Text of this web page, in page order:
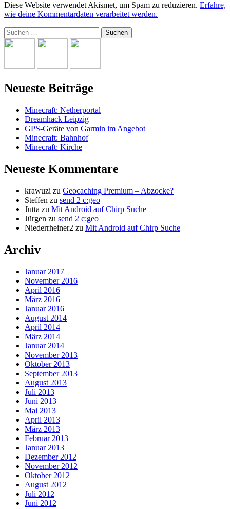
Diese Website verwendet Akismet, um Spam zu reduzieren. Erfahre,
wie deine Kommentardaten verarbeitet werden.
Suchen
nach:
Neueste Beiträge
Minecraft: Netherportal
Dreamhack Leipzig
GPS-Geräte von Garmin im Angebot
Minecraft: Bahnhof
Minecraft: Kirche
Neueste Kommentare
krawuzi zu Geocaching Premium – Abzocke?
Steffen zu send 2 c:geo
Jutta zu Mit Android auf Chirp Suche
Jürgen zu send 2 c:geo
Niederrheiner2 zu Mit Android auf Chirp Suche
Archiv
Januar 2017
November 2016
April 2016
März 2016
Januar 2016
August 2014
April 2014
März 2014
Januar 2014
November 2013
Oktober 2013
September 2013
August 2013
Juli 2013
Juni 2013
Mai 2013
April 2013
März 2013
Februar 2013
Januar 2013
Dezember 2012
November 2012
Oktober 2012
August 2012
Juli 2012
Juni 2012